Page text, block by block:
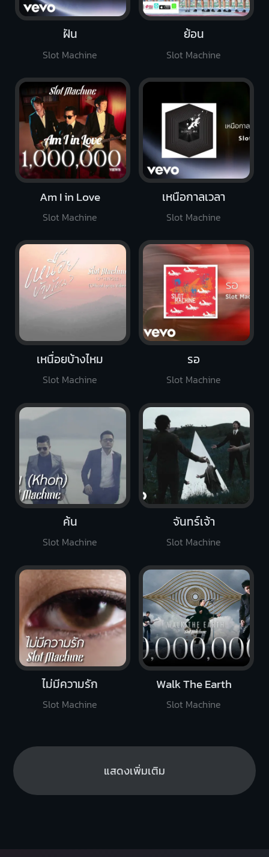
จันทร์เจ้า
Slot Machine
ไม่มีความรัก
Slot Machine
ฝัน
Slot Machine
เหนื่อยบ้างไหม
Slot Machine
รอ
Slot Machine
ย้อน
Slot Machine
เหนือกาลเวลา
Slot Machine
ค้น
Slot Machine
Am I in Love
Slot Machine
Walk The Earth
Slot Machine
แสดงเพิ่มเติม